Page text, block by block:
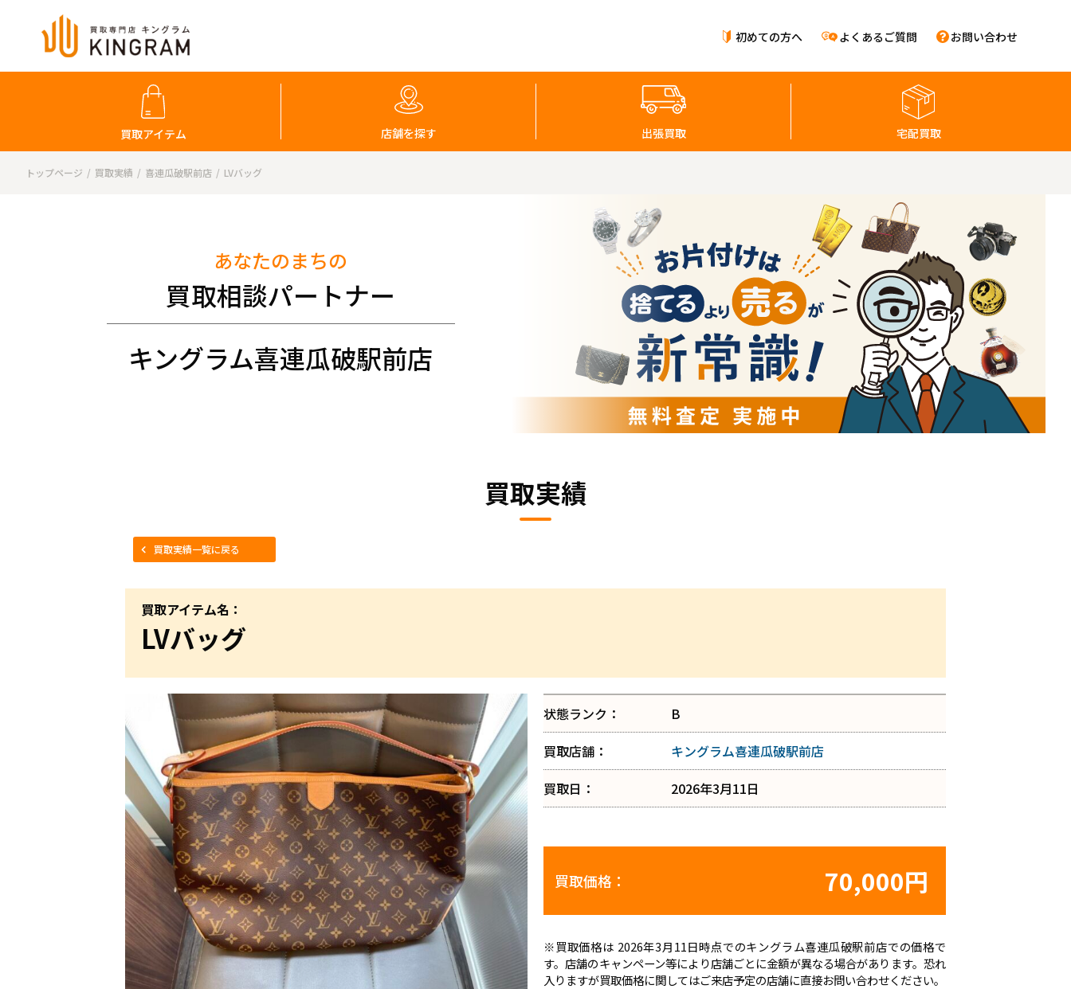
初めての方へ よくあるご質問 お問い合わせ
買取アイテム 店舗を探す 出張買取 宅配買取
トップページ 買取実績 喜連瓜破駅前店 LVバッグ
キングラム喜連瓜破駅前店
あなたのまちの
買取相談パートナー
買取実績
買取実績一覧に戻る
買取アイテム名：
LVバッグ
状態ランク：
B
買取店舗：
キングラム喜連瓜破駅前店
買取日：
2026年3月11日
買取価格： 70,000円
※買取価格は 2026年3月11日時点でのキングラム喜連瓜破駅前店での価格で
す。店舗のキャンペーン等により店舗ごとに金額が異なる場合があります。恐れ
入りますが買取価格に関してはご来店予定の店舗に直接お問い合わせください。